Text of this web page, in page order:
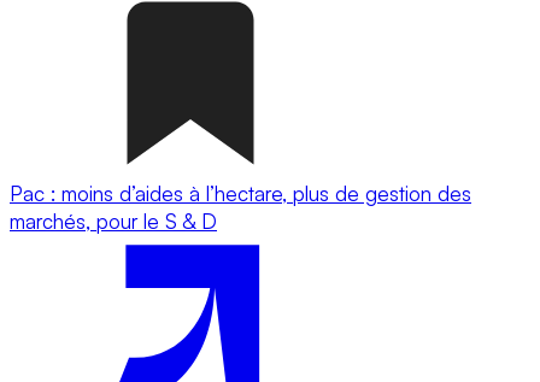
Pac : moins d’aides à l’hectare, plus de gestion des
marchés, pour le S & D